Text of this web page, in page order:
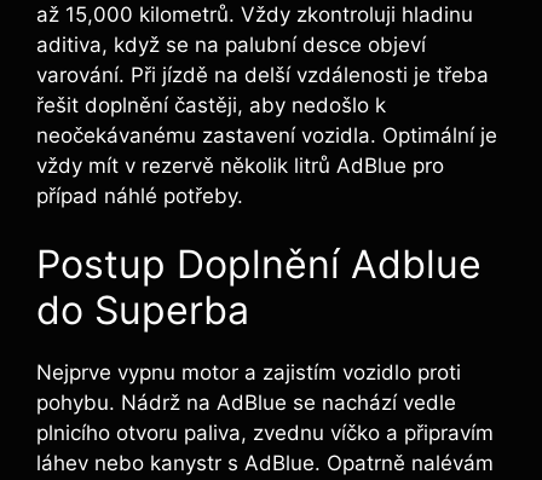
až 15,000 kilometrů. Vždy zkontroluji hladinu
aditiva, když se na palubní desce objeví
varování. Při jízdě na delší vzdálenosti je třeba
řešit doplnění častěji, aby nedošlo k
neočekávanému zastavení vozidla. Optimální je
vždy mít v rezervě několik litrů AdBlue pro
případ náhlé potřeby.
Postup Doplnění Adblue
do Superba
Nejprve vypnu motor a zajistím vozidlo proti
pohybu. Nádrž na AdBlue se nachází vedle
plnicího otvoru paliva, zvednu víčko a připravím
láhev nebo kanystr s AdBlue. Opatrně nalévám